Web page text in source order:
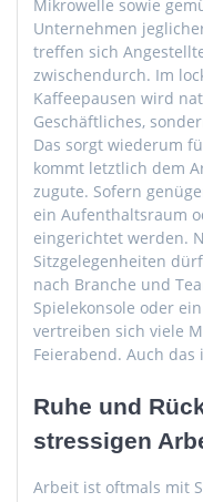
Mikrowelle sowie
Unternehmen
treffen sich
zwischendurch. Im
Kaffeepausen wird
Geschäftliches,
Das sorgt wiederum
kommt letztlich dem
zugute. Sofern
ein Aufenthaltsraum
eingerichtet werden.
Sitzgelegenheiten
nach Branche und
Spielekonsole oder
vertreiben sich viele
Feierabend. Auch
Ruhe und
stressigen
Arbeit ist oftmals mit